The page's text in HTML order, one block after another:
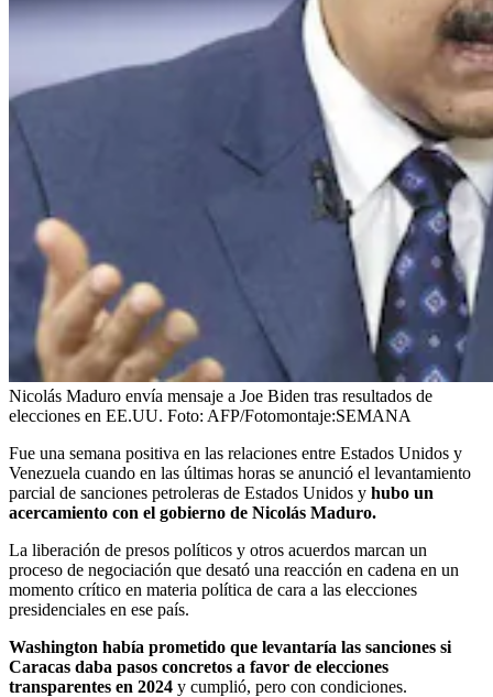
Nicolás Maduro envía mensaje a Joe Biden tras resultados de
elecciones en EE.UU. Foto: AFP/Fotomontaje:SEMANA
Fue una semana positiva en las relaciones entre Estados Unidos y
Venezuela cuando en las últimas horas se anunció el levantamiento
parcial de sanciones petroleras de Estados Unidos y hubo un
acercamiento con el gobierno de Nicolás Maduro.
La liberación de presos políticos y otros acuerdos marcan un
proceso de negociación que desató una reacción en cadena en un
momento crítico en materia política de cara a las elecciones
presidenciales en ese país.
Washington había prometido que levantaría las sanciones si
Caracas daba pasos concretos a favor de elecciones
transparentes en 2024 y cumplió, pero con condiciones.